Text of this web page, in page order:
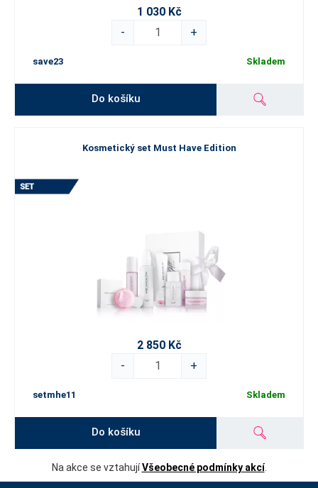
1 030 Kč
-
+
save23 Skladem
Do košíku
Kosmetický set Must Have Edition
2 850 Kč
-
+
setmhe11 Skladem
Do košíku
Na akce se vztahujíVšeobecné podmínky akcí.